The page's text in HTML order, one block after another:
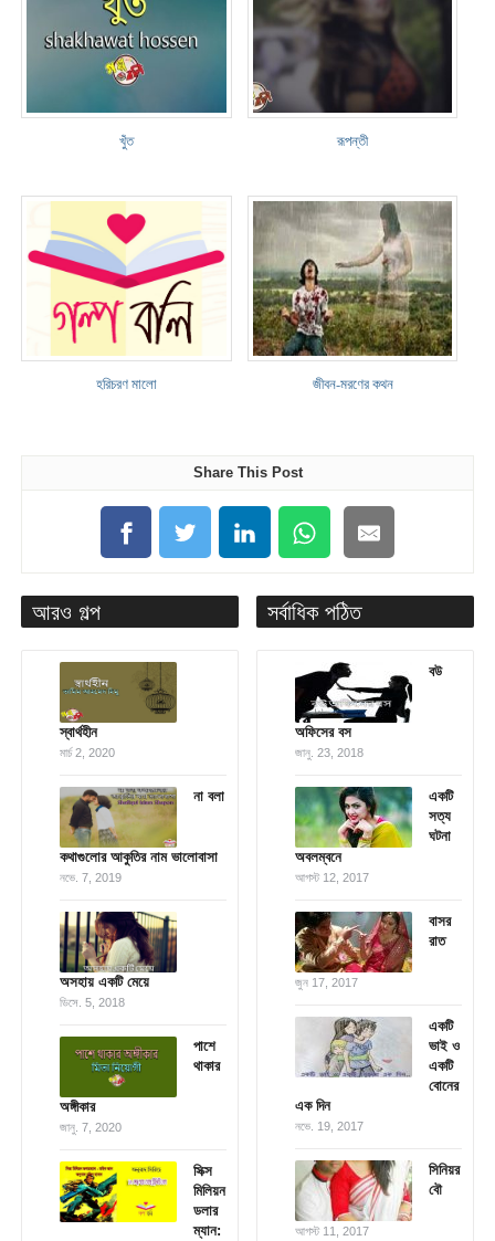
খুঁত রূপন্তী
হরিচরণ মালো জীবন-মরণের কথন
Share This Post
আরও গল্প
স্বার্থহীন
মার্চ 2, 2020
না বলা
কথাগুলোর আকুতির নাম ভালোবাসা
নভে. 7, 2019
অসহায় একটি মেয়ে
ডিসে. 5, 2018
পাশে
থাকার
অঙ্গীকার
জানু. 7, 2020
সিক্স
মিলিয়ন
ডলার
ম্যান:
সর্বাধিক পঠিত
বউ
অফিসের বস
জানু. 23, 2018
একটি
সত্য
ঘটনা
অবলম্বনে
আগস্ট 12, 2017
বাসর
রাত
জুন 17, 2017
একটি
ভাই ও
একটি
বোনের
এক দিন
নভে. 19, 2017
সিনিয়র
বৌ
আগস্ট 11, 2017